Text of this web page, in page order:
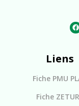
Liens
Fiche PMU
Fiche